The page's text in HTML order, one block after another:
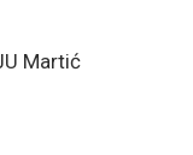
Martić